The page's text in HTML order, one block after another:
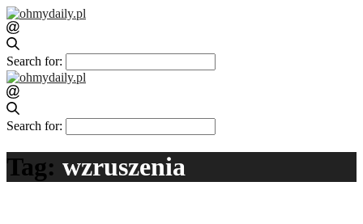
Search for:
Search for:
Tag: wzruszenia